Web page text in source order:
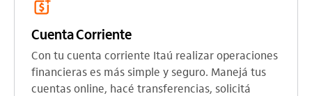
Cuenta Corriente
Con tu cuenta corriente Itaú realizar operaciones
financieras es más simple y seguro. Manejá tus
cuentas online, hacé transferencias, solicitá